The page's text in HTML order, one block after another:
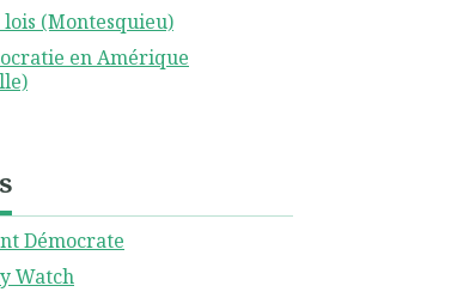
(Montesquieu)
en Amérique
Démocrate
Watch